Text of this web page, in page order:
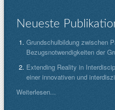
Neueste
Grundschulbildung zwischen
Bezugsnotwendigkeiten der
Extending Reality in
einer innovativen und
Weiterlesen...